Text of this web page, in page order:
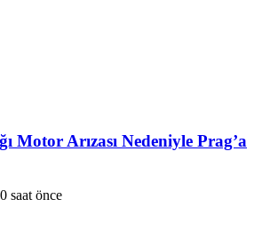
Motor Arızası Nedeniyle Prag’a
saat önce